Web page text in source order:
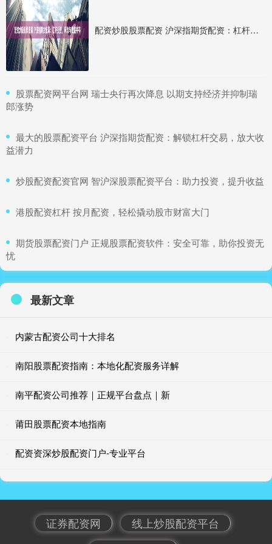
配资炒股股票配资 沪深指期货配资：杠杆投资，风险与收益并存
​股票配资网平台网 瑞士央行再次降息 以期支持经济并抑制瑞
郎涨势
​最大的股票配资平台 沪深指期货配资：解锁杠杆交易，放大收
益潜力
​炒股配资配资官网 智沪深股票配资平台：助力投资，提升收益
​港股配资杠杆 按月配资，轻松撬动股市财富大门
​期货股票配资门户 正规股票配资软件：安全可靠，助你投资无
忧
最新文章
内蒙古配资公司十大排名
南阳股票配资指南：本地化配资服务详解
南平配资公司推荐｜正规平台盘点｜新
莆田股票配资本地指南
配资资深炒股配资门户-专业平台
证券配资网
线上炒股配资平台